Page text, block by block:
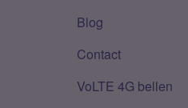
Blog
Contact
VoLTE 4G bellen